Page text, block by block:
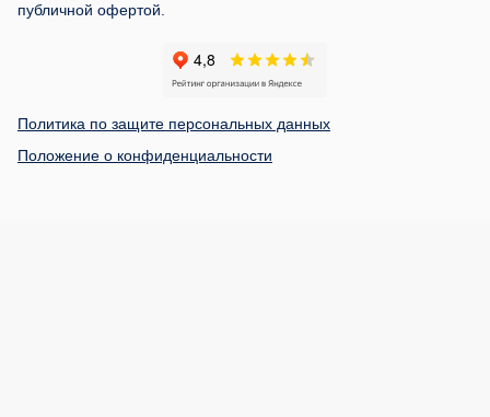
публичной офертой.
Политика по защите персональных данных
Положение о конфиденциальности